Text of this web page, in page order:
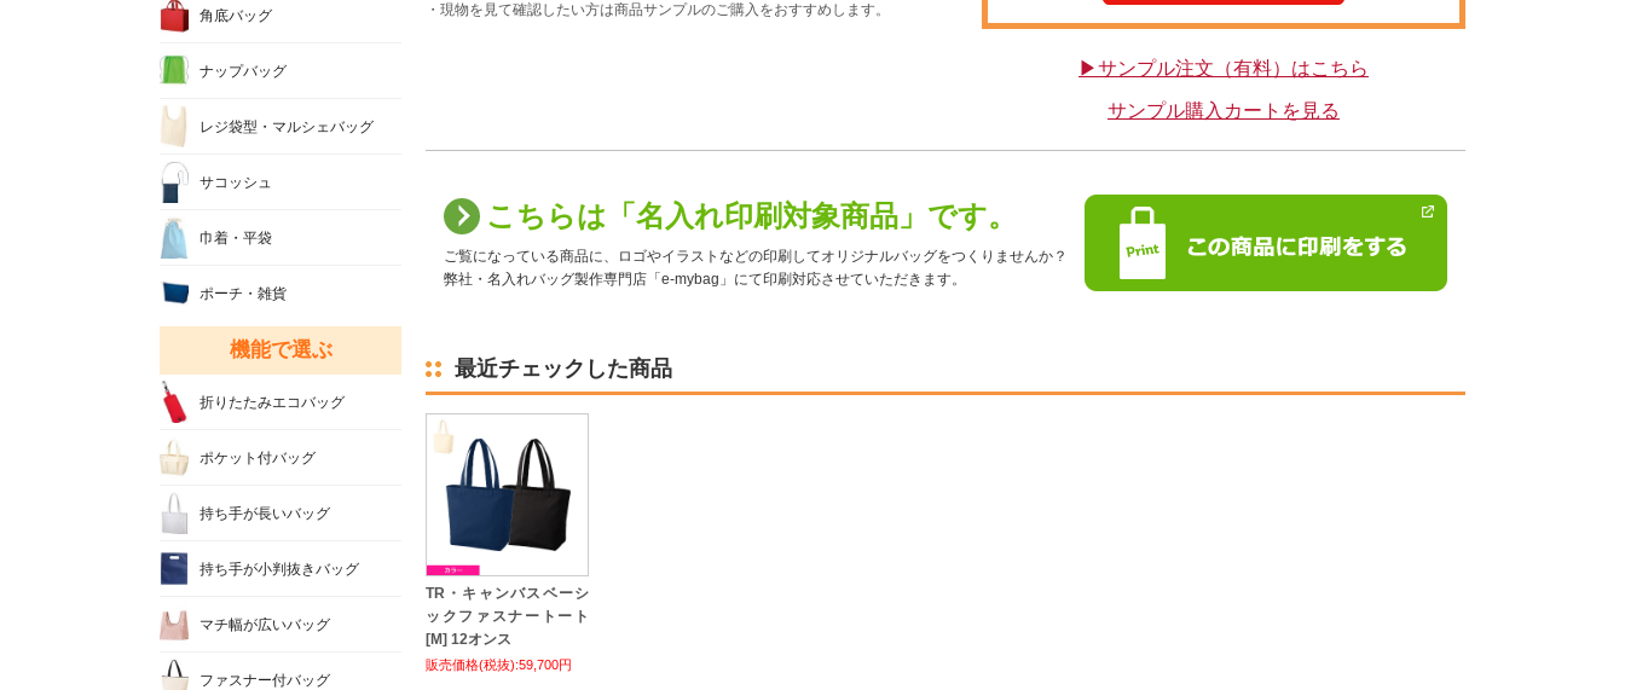
・現物を見て確認したい方は商品サンプルのご購入をおすすめします。
▶サンプル注文（有料）はこちら
サンプル購入カートを見る
こちらは「名入れ印刷対象商品」です。
ご覧になっている商品に、ロゴやイラストなどの印刷してオリジナルバッグをつくりませんか？
弊社・名入れバッグ製作専門店「e-mybag」にて印刷対応させていただきます。
最近チェックした商品
TR・キャンバスベーシ
ックファスナートート
[M] 12オンス
販売価格(税抜):59,700円
角底バッグ
ナップバッグ
レジ袋型・マルシェバッグ
サコッシュ
巾着・平袋
ポーチ・雑貨
機能で選ぶ
折りたたみエコバッグ
ポケット付バッグ
持ち手が長いバッグ
持ち手が小判抜きバッグ
マチ幅が広いバッグ
ファスナー付バッグ